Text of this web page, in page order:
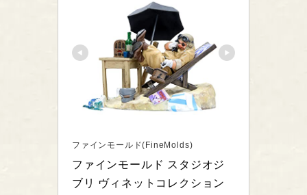
ファインモールド(FineMolds)
ファインモールド スタジオジ
ブリ ヴィネットコレクション